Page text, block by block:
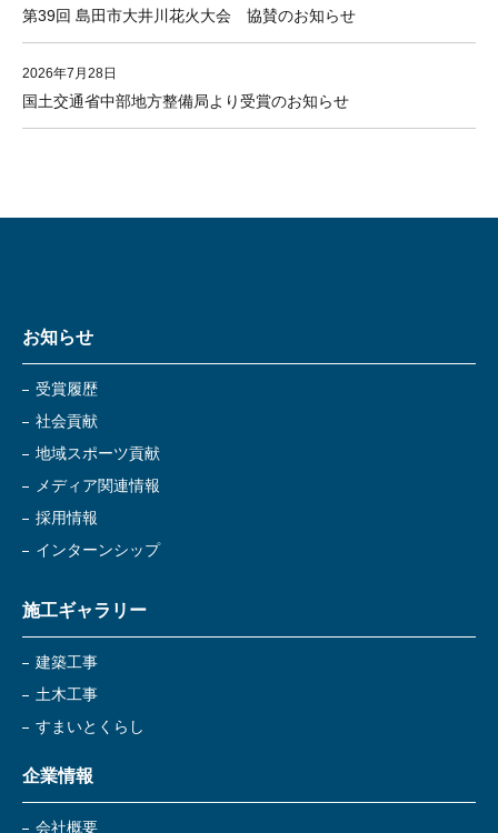
第39回 島田市大井川花火大会 協賛のお知らせ
2026年7月28日
国土交通省中部地方整備局より受賞のお知らせ
お知らせ
受賞履歴
社会貢献
地域スポーツ貢献
メディア関連情報
採用情報
インターンシップ
施工ギャラリー
建築工事
土木工事
すまいとくらし
企業情報
会社概要